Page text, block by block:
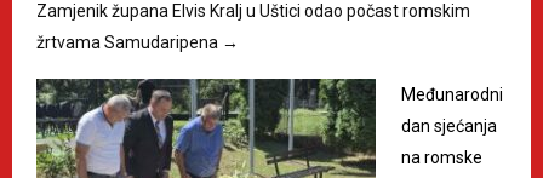
Zamjenik župana Elvis Kralj u Uštici odao počast romskim
žrtvama Samudaripena →
Međunarodni
dan sjećanja
na romske